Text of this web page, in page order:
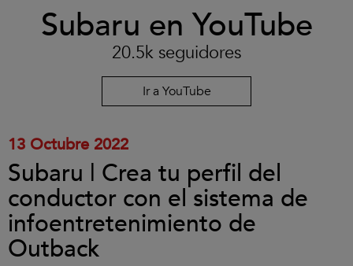
Subaru en YouTube
20.5k seguidores
Ir a YouTube
aceptar
13 Octubre 2022
Subaru | Crea tu perfil del
conductor con el sistema de
infoentretenimiento de
Outback